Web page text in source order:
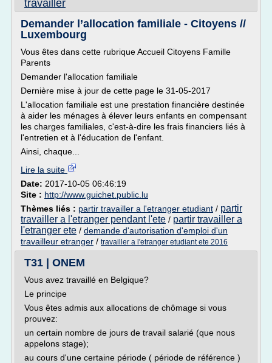
travailler
Demander l’allocation familiale - Citoyens //
Luxembourg
Vous êtes dans cette rubrique Accueil Citoyens Famille
Parents
Demander l'allocation familiale
Dernière mise à jour de cette page le 31-05-2017
L'allocation familiale est une prestation financière destinée
à aider les ménages à élever leurs enfants en compensant
les charges familiales, c'est-à-dire les frais financiers liés à
l'entretien et à l'éducation de l'enfant.
Ainsi, chaque...
Lire la suite
Date: 2017-10-05 06:46:19
Site : http://www.guichet.public.lu
Thèmes liés : partir travailler a l'etranger etudiant / partir
travailler a l'etranger pendant l'ete / partir travailler a
l'etranger ete / demande d'autorisation d'emploi d'un
travailleur etranger / travailler a l'etranger etudiant ete 2016
T31 | ONEM
Vous avez travaillé en Belgique?
Le principe
Vous êtes admis aux allocations de chômage si vous
prouvez:
un certain nombre de jours de travail salarié (que nous
appelons stage);
au cours d'une certaine période ( période de référence )